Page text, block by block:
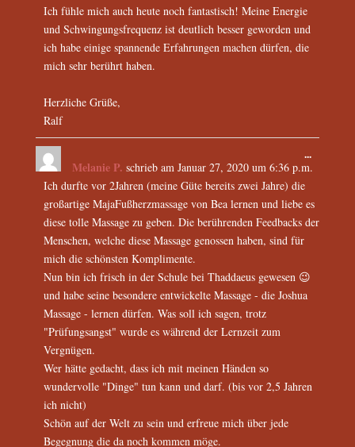
Ich fühle mich auch heute noch fantastisch! Meine Energie
und Schwingungsfrequenz ist deutlich besser geworden und
ich habe einige spannende Erfahrungen machen dürfen, die
mich sehr berührt haben.
Herzliche Grüße,
Ralf
Melanie P. schrieb amJanuar 27, 2020 um 6:36 p.m.
Ich durfte vor 2Jahren (meine Güte bereits zwei Jahre) die
großartige MajaFußherzmassage von Bea lernen und liebe es
diese tolle Massage zu geben. Die berührenden Feedbacks der
Menschen, welche diese Massage genossen haben, sind für
mich die schönsten Komplimente.
Nun bin ich frisch in der Schule bei Thaddaeus gewesen 😉
und habe seine besondere entwickelte Massage - die Joshua
Massage - lernen dürfen. Was soll ich sagen, trotz
"Prüfungsangst" wurde es während der Lernzeit zum
Vergnügen.
Wer hätte gedacht, dass ich mit meinen Händen so
wundervolle "Dinge" tun kann und darf. (bis vor 2,5 Jahren
ich nicht)
Schön auf der Welt zu sein und erfreue mich über jede
Begegnung die da noch kommen möge.
...